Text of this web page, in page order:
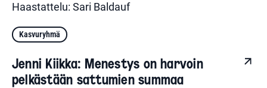
Haastattelu: Sari Baldauf
Kasvuryhmä
Jenni Kiikka: Menestys on harvoin
pelkästään sattumien summaa